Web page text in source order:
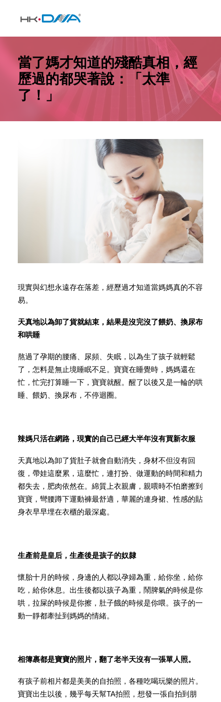
當了媽才知道的殘酷真相，經
歷過的都哭著說：「太準
了！」
現實與幻想永遠存在落差，經歷過才知道當媽媽真的不容
易。
天真地以為卸了貨就結束，結果是沒完沒了餵奶、換尿布
和哄睡
熬過了孕期的腰痛、尿頻、失眠，以為生了孩子就輕鬆
了，怎料是無止境睡眠不足。寶寶在睡覺時，媽媽還在
忙，忙完打算睡一下，寶寶就醒。醒了以後又是一輪的哄
睡、餵奶、換尿布，不停迴圈。
辣媽只活在網路，現實的自己已經大半年沒有買新衣服
天真地以為卸了貨肚子就會自動消失，身材不但沒有回
復，帶娃這麼累，這麼忙，連打扮、做運動的時間和精力
都失去，肥肉依然在。綿質上衣親膚，親喂時不怕磨擦到
寶寶，彎腰蹲下運動褲最舒適，華麗的連身裙、性感的貼
身衣早早埋在衣櫃的最深處。
生產前是皇后，生產後是孩子的奴隸
懷胎十月的時候，身邊的人都以孕婦為重，給你坐，給你
吃，給你休息。出生後都以孩子為重，鬧脾氣的時候是你
哄，拉屎的時候是你擦，肚子餓的時候是你喂。孩子的一
動一靜都牽扯到媽媽的情緒。
相簿裹都是寶寶的照片，翻了老半天沒有一張單人照。
有孩子前相片都是美美的自拍照，各種吃喝玩樂的照片。
寶寶出生以後，幾乎每天幫TA拍照，想發一張自拍到朋